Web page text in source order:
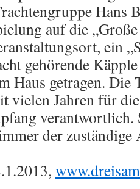
Hans
auf die
ein
gehörende
Haus getragen. Die
vielen Jahren für
der zuständige